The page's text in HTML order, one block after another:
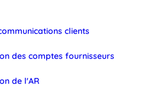
clients
des comptes fournisseurs
de l'AR